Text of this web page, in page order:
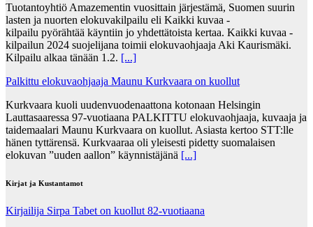
Tuotantoyhtiö Amazementin vuosittain järjestämä, Suomen suurin
lasten ja nuorten elokuvakilpailu eli Kaikki kuvaa -
kilpailu pyörähtää käyntiin jo yhdettätoista kertaa. Kaikki kuvaa -
kilpailun 2024 suojelijana toimii elokuvaohjaaja Aki Kaurismäki.
Kilpailu alkaa tänään 1.2. [...]
Palkittu elokuvaohjaaja Maunu Kurkvaara on kuollut
Kurkvaara kuoli uudenvuodenaattona kotonaan Helsingin
Lauttasaaressa 97-vuotiaana PALKITTU elokuvaohjaaja, kuvaaja ja
taidemaalari Maunu Kurkvaara on kuollut. Asiasta kertoo STT:lle
hänen tyttärensä. Kurkvaaraa oli yleisesti pidetty suomalaisen
elokuvan ”uuden aallon” käynnistäjänä [...]
Kirjat ja Kustantamot
Kirjailija Sirpa Tabet on kuollut 82-vuotiaana